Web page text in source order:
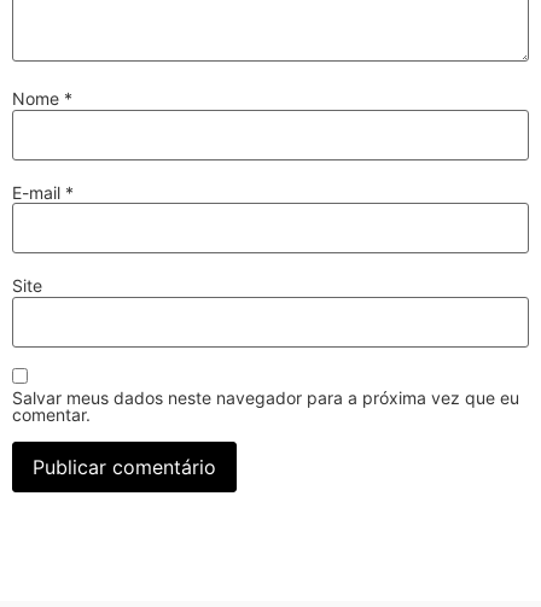
Nome *
E-mail *
Site
Salvar meus dados neste navegador para a próxima vez que eu
comentar.